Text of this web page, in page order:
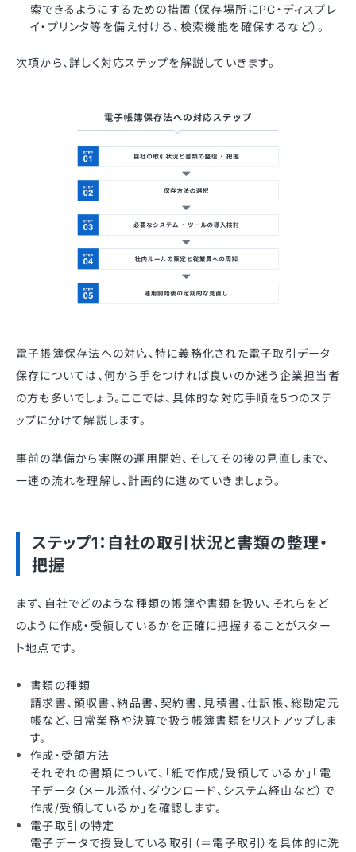
索できるようにするための措置（保存場所にPC・ディスプレ
イ・プリンタ等を備え付ける、検索機能を確保するなど）。
次項から、詳しく対応ステップを解説していきます。
電子帳簿保存法への対応、特に義務化された電子取引データ
保存については、何から手をつければ良いのか迷う企業担当者
の方も多いでしょう。ここでは、具体的な対応手順を5つのステ
ップに分けて解説します。
事前の準備から実際の運用開始、そしてその後の見直しまで、
一連の流れを理解し、計画的に進めていきましょう。
ステップ1：自社の取引状況と書類の整理・
把握
まず、自社でどのような種類の帳簿や書類を扱い、それらをど
のように作成・受領しているかを正確に把握することがスター
ト地点です。
書類の種類
請求書、領収書、納品書、契約書、見積書、仕訳帳、総勘定元
帳など、日常業務や決算で扱う帳簿書類をリストアップしま
す。
作成・受領方法
それぞれの書類について、「紙で作成/受領しているか」「電
子データ（メール添付、ダウンロード、システム経由など）で
作成/受領しているか」を確認します。
電子取引の特定
電子データで授受している取引（＝電子取引）を具体的に洗